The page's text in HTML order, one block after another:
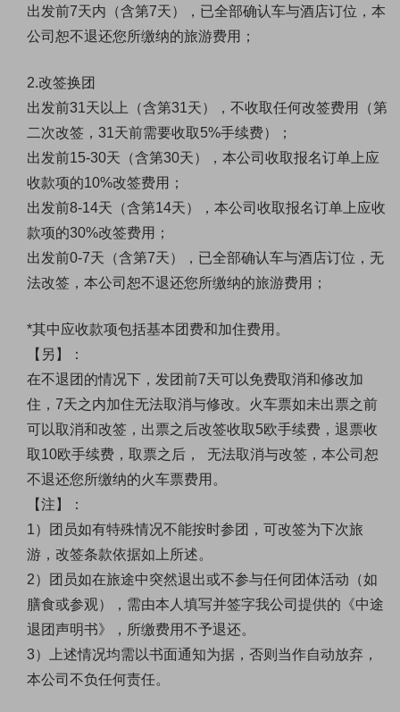
出发前7天内（含第7天），已全部确认车与酒店订位，本
公司恕不退还您所缴纳的旅游费用；
2.改签换团
出发前31天以上（含第31天），不收取任何改签费用（第
二次改签，31天前需要收取5%手续费）；
出发前15-30天（含第30天），本公司收取报名订单上应
收款项的10%改签费用；
出发前8-14天（含第14天），本公司收取报名订单上应收
款项的30%改签费用；
出发前0-7天（含第7天），已全部确认车与酒店订位，无
法改签，本公司恕不退还您所缴纳的旅游费用；
*其中应收款项包括基本团费和加住费用。
【另】：
在不退团的情况下，发团前7天可以免费取消和修改加
住，7天之内加住无法取消与修改。火车票如未出票之前
可以取消和改签，出票之后改签收取5欧手续费，退票收
取10欧手续费，取票之后， 无法取消与改签，本公司恕
不退还您所缴纳的火车票费用。
【注】：
1）团员如有特殊情况不能按时参团，可改签为下次旅
游，改签条款依据如上所述。
2）团员如在旅途中突然退出或不参与任何团体活动（如
膳食或参观），需由本人填写并签字我公司提供的《中途
退团声明书》，所缴费用不予退还。
3）上述情况均需以书面通知为据，否则当作自动放弃，
本公司不负任何责任。